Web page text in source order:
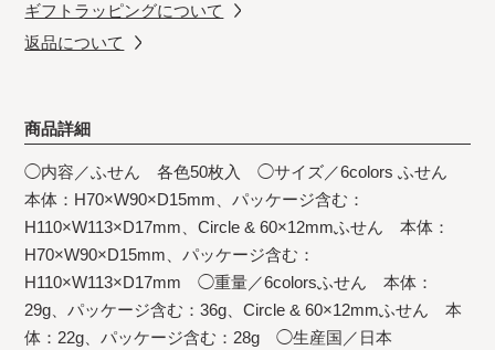
ギフトラッピングについて
返品について
商品詳細
◯内容／ふせん 各色50枚入 ◯サイズ／6colors ふせん
本体：H70×W90×D15mm、パッケージ含む：
H110×W113×D17mm、Circle & 60×12mmふせん 本体：
H70×W90×D15mm、パッケージ含む：
H110×W113×D17mm ◯重量／6colorsふせん 本体：
29g、パッケージ含む：36g、Circle & 60×12mmふせん 本
体：22g、パッケージ含む：28g ◯生産国／日本